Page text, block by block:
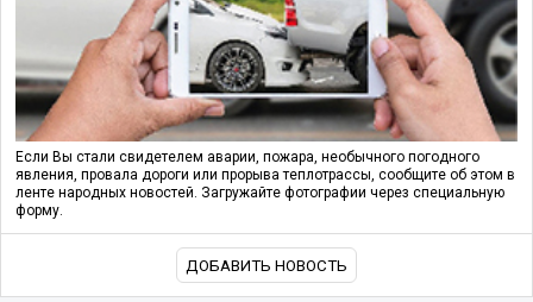
Если Вы стали свидетелем аварии, пожара, необычного погодного
явления, провала дороги или прорыва теплотрассы, сообщите об этом в
ленте народных новостей. Загружайте фотографии через специальную
форму.
ДОБАВИТЬ НОВОСТЬ